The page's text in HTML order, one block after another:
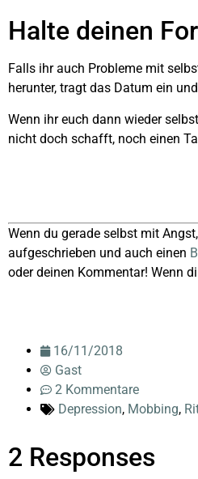
Halte deinen
Falls ihr auch Probleme mit
herunter, tragt das Datum ein
Wenn ihr euch dann wieder
nicht doch schafft, noch einen
Wenn du gerade selbst mit
aufgeschrieben und auch einen
oder deinen Kommentar! Wenn
16/11/2018
Gast
2 Kommentare
Depression, Mobbing,
2 Responses